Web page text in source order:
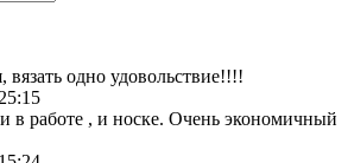
одно удовольствие!!!!
в работе , и носке. Очень экономичный